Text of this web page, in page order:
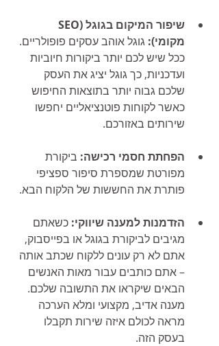
מקומי): גוגל אוהב עסקים פופולריים.
ככל שיש לכם יותר ביקורות חיוביות
ועדכניות, כך גוגל יציג את העסק
שלכם גבוה יותר בתוצאות החיפוש
כאשר לקוחות פוטנציאליים יחפשו
שירותים באזורכם.
הפחתת חסמי רכישה: ביקורת
מפורטת שמספרת סיפור ספציפי
פותרת את החששות של הלקוח הבא.
הזדמנות למענה שיווקי: כשאתם
מגיבים לביקורת בגוגל או בפייסבוק,
אתם לא רק עונים ללקוח שכתב אותה
– אתם כותבים עבור מאות האנשים
הבאים שיקראו את התשובה שלכם.
מענה אדיב, מקצועי ומלא הערכה
מראה לכולם איזה שירות תקבלו
בעסק הזה.